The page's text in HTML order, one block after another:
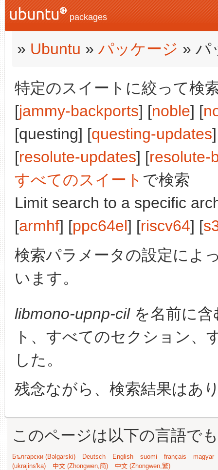
packages
» Ubuntu » パッケージ » パ
特定のスイートに絞って検
[jammy-backports] [noble] [
[questing] [questing-updates
[resolute-updates] [resolute-
すべてのスイート で検索
Limit search to a specific
[armhf] [ppc64el] [riscv64] [
検索パラメータの設定によ
います。
libmono-upnp-cilを名前に含
ト、すべてのセクション、
した。
残念ながら、検索結果はあ
このページは以下の言語で
Български (Bəlgarski) Deutsch English suomi français
magyar
(ukrajins'ka)
中文 (Zhongwen,简) 中文 (Zhongwen,繁)